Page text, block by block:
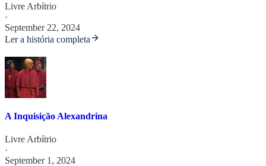
Livre Arbítrio
·
September 22, 2024
Ler a história completa
A Inquisição Alexandrina
Livre Arbítrio
·
September 1, 2024